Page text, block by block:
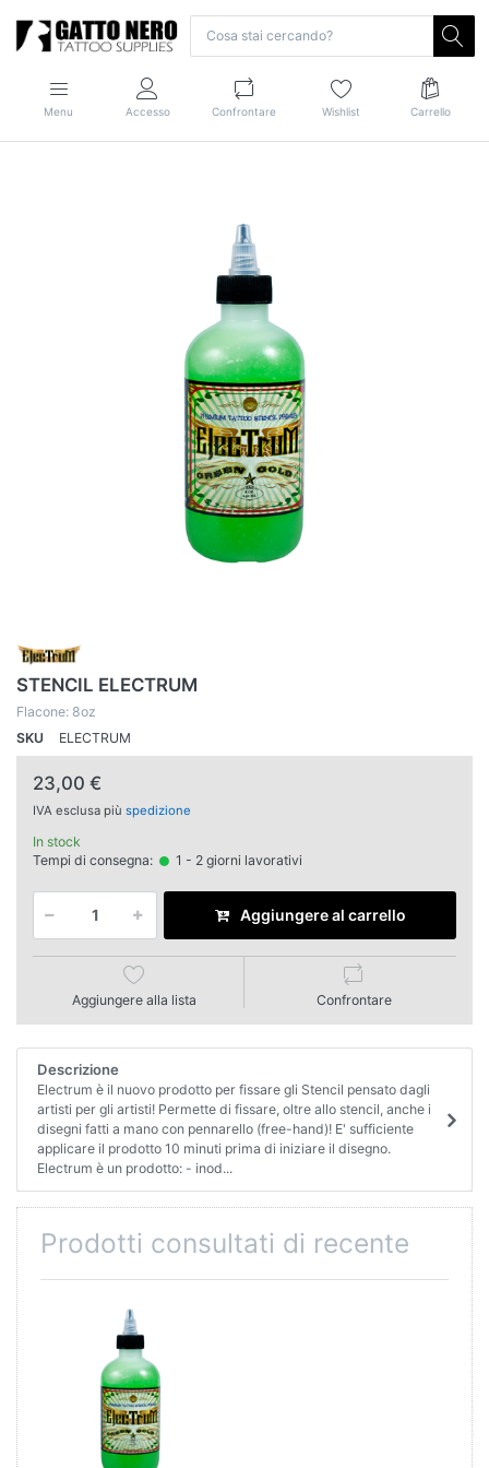
Menu Accesso Confrontare Wishlist Carrello
STENCIL ELECTRUM
Flacone: 8oz
SKU
ELECTRUM
23,00 €
IVA esclusa più spedizione
In stock
Tempi di consegna:
1 - 2 giorni lavorativi
Aggiungere al carrello
Aggiungere alla lista Confrontare
Descrizione
Electrum è il nuovo prodotto per fissare gli Stencil pensato dagli
artisti per gli artisti! Permette di fissare, oltre allo stencil, anche i
disegni fatti a mano con pennarello (free-hand)! E' sufficiente
applicare il prodotto 10 minuti prima di iniziare il disegno.
Electrum è un prodotto: - inod...
Prodotti consultati di recente